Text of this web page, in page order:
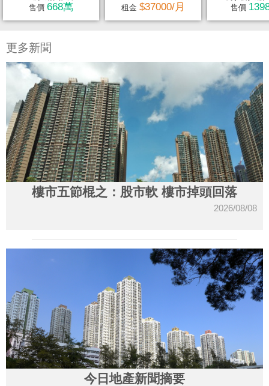
售價 668萬
租金 $37000/月
售價
更多新聞
樓市五節棍之：股市軟 樓市掉頭回落
2026/08/08
今日地產新聞摘要